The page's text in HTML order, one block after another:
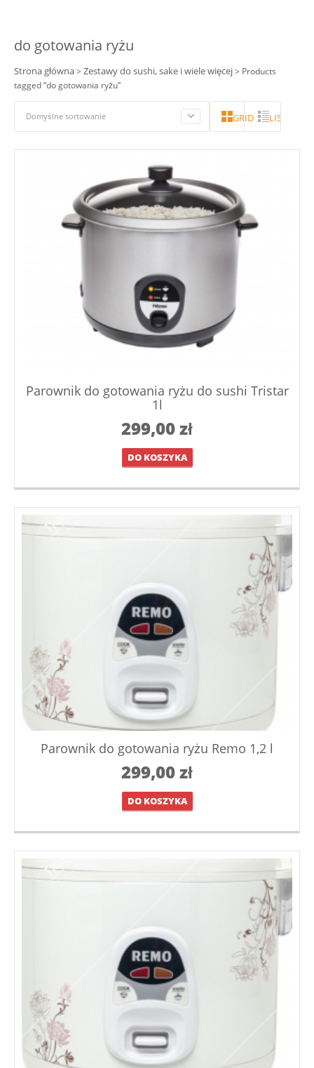
do gotowania ryżu
Strona główna> Zestawy do sushi, sake i wiele więcej> Products
tagged “do gotowania ryżu”
Domyślne sortowanie GRID LISTA
Parownik do gotowania ryżu do sushi Tristar
1l
299,00zł
DO KOSZYKA
Parownik do gotowania ryżu Remo 1,2 l
299,00zł
DO KOSZYKA